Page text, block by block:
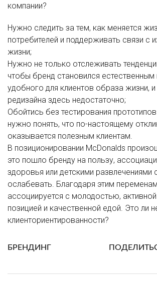
компании?
Нужно следить за тем, как меняется
потребителей и поддерживать связи с
жизни;
Нужно не только отслеживать
чтобы бренд становился
удобного для клиентов образа жизни,
редизайна здесь недостаточно;
Обойтись без тестирования
нужно понять, что по-настоящему
оказывается полезным клиентам.
В позиционировании McDonalds
это пошло бренду на пользу,
здоровья или детскими развлечениями
ослабевать. Благодаря этим
ассоциируется с молодостью,
позицией и качественной едой. Это ли
клиенториентированности?
БРЕНДИНГ